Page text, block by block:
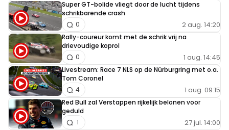
Super GT-bolide vliegt door de lucht tijdens
schrikbarende crash
2 aug. 14:20
0
Rally-coureur komt met de schrik vrij na
drievoudige koprol
1 aug. 14:45
0
Livestream: Race 7 NLS op de Nürburgring met o.a.
Tom Coronel
1 aug. 09:15
4
Red Bull zal Verstappen rijkelijk belonen voor
geduld
27 jul. 14:00
1